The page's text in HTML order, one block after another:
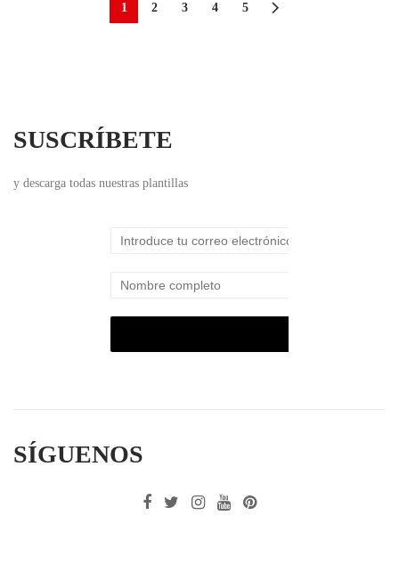
1 2 3 4 5
SUSCRÍBETE
y descarga todas nuestras plantillas
SÍGUENOS